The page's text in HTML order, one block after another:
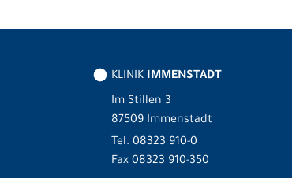
KLINIK IMMENSTADT
Im Stillen 3
87509 Immenstadt
Tel. 08323 910-0
Fax 08323 910-350